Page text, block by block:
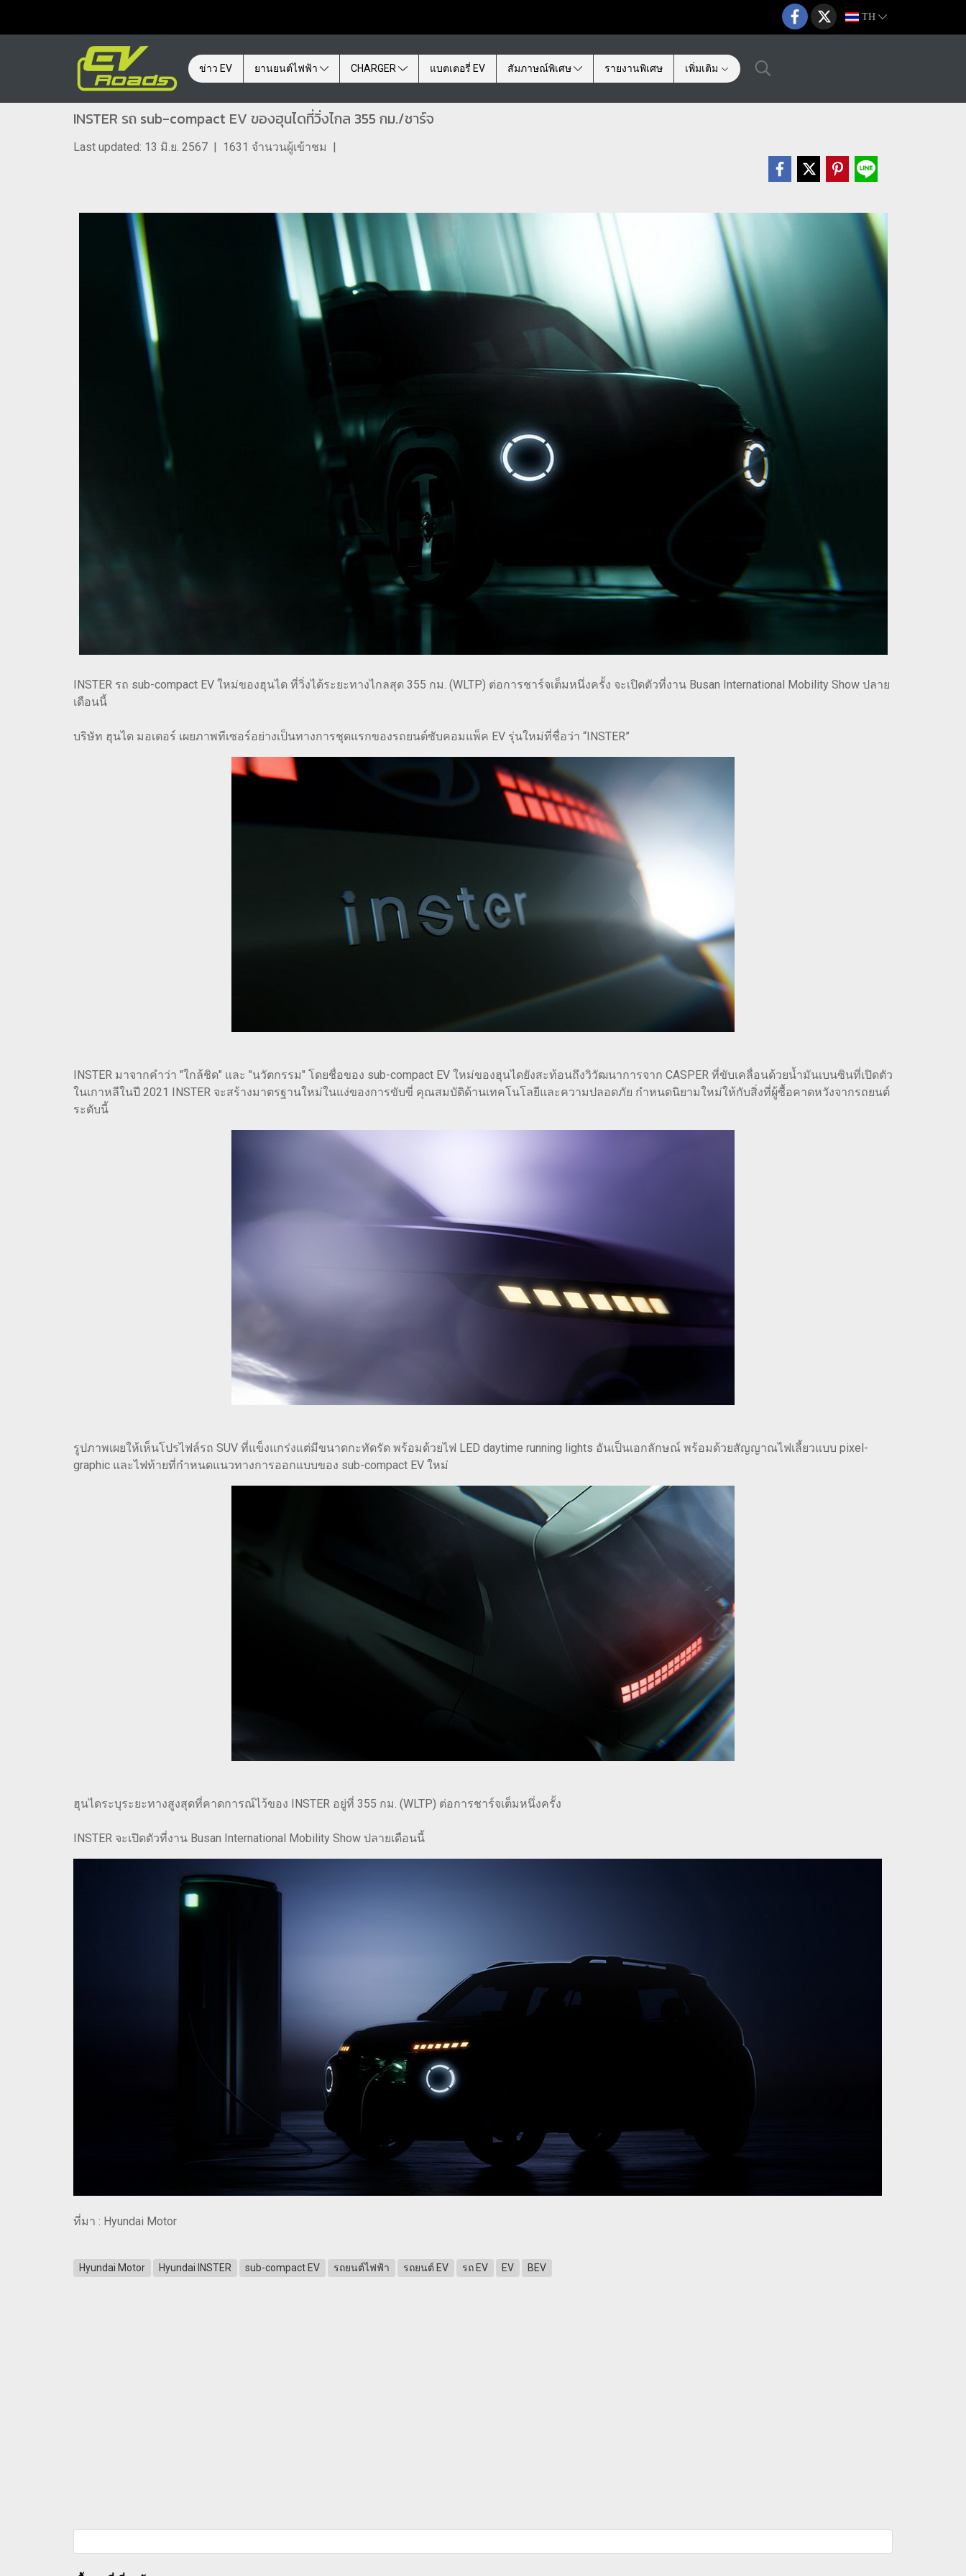
TH
ข่าว EV ยานยนต์ไฟฟ้า CHARGER แบตเตอรี่ EV สัมภาษณ์พิเศษ รายงานพิเศษ เพิ่มเติม
INSTER รถ sub-compact EV ของฮุนไดที่วิ่งไกล 355 กม./ชาร์จ
Last updated: 13 มิ.ย. 2567 | 1631 จำนวนผู้เข้าชม |
INSTER รถ sub-compact EV ใหม่ของฮุนได ที่วิ่งได้ระยะทางไกลสุด 355 กม. (WLTP) ต่อการชาร์จเต็มหนึ่งครั้ง จะเปิดตัวที่งาน Busan International Mobility Show ปลาย
เดือนนี้
บริษัท ฮุนได มอเตอร์ เผยภาพทีเซอร์อย่างเป็นทางการชุดแรกของรถยนต์ซับคอมแพ็ค EV รุ่นใหม่ที่ชื่อว่า “INSTER”
INSTER มาจากคำว่า "ใกล้ชิด" และ "นวัตกรรม" โดยชื่อของ sub-compact EV ใหม่ของฮุนไดยังสะท้อนถึงวิวัฒนาการจาก CASPER ที่ขับเคลื่อนด้วยน้ำมันเบนซินที่เปิดตัว
ในเกาหลีในปี 2021 INSTER จะสร้างมาตรฐานใหม่ในแง่ของการขับขี่ คุณสมบัติด้านเทคโนโลยีและความปลอดภัย กำหนดนิยามใหม่ให้กับสิ่งที่ผู้ซื้อคาดหวังจากรถยนต์
ระดับนี้
รูปภาพเผยให้เห็นโปรไฟล์รถ SUV ที่แข็งแกร่งแต่มีขนาดกะทัดรัด พร้อมด้วยไฟ LED daytime running lights อันเป็นเอกลักษณ์ พร้อมด้วยสัญญาณไฟเลี้ยวแบบ pixel-
graphic และไฟท้ายที่กำหนดแนวทางการออกแบบของ sub-compact EV ใหม่
ฮุนไดระบุระยะทางสูงสุดที่คาดการณ์ไว้ของ INSTER อยู่ที่ 355 กม. (WLTP) ต่อการชาร์จเต็มหนึ่งครั้ง
INSTER จะเปิดตัวที่งาน Busan International Mobility Show ปลายเดือนนี้
ที่มา : Hyundai Motor
Hyundai Motor Hyundai INSTER sub-compact EV รถยนต์ไฟฟ้า รถยนต์ EV รถ EV EV BEV